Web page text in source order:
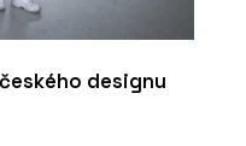
designu